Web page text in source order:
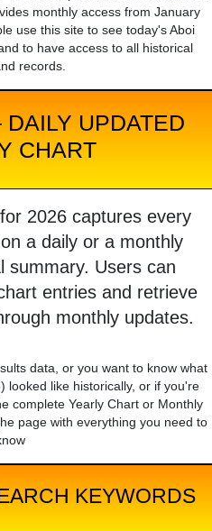
monthly access from January
use this site to see today's Aboi
to have access to all historical
records.
UPDATED
CHART
2026 captures every
a daily or a monthly
summary. Users can
entries and retrieve
monthly updates.
data, or you want to know what
looked like historically, or if you're
complete Yearly Chart or Monthly
page with everything you need to
KEYWORDS